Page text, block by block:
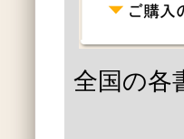
全国の各